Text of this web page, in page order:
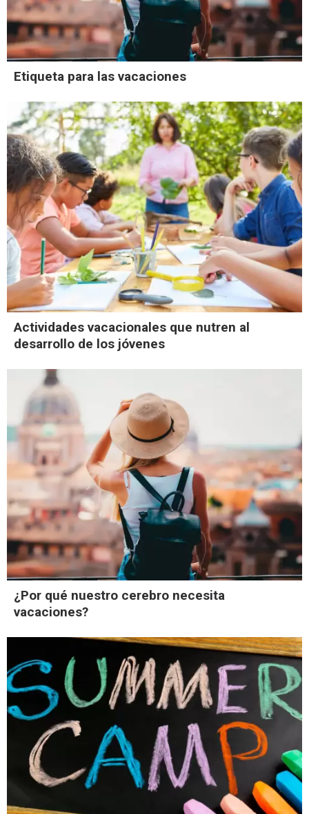
Etiqueta para las vacaciones
Actividades vacacionales que nutren al
desarrollo de los jóvenes
¿Por qué nuestro cerebro necesita
vacaciones?